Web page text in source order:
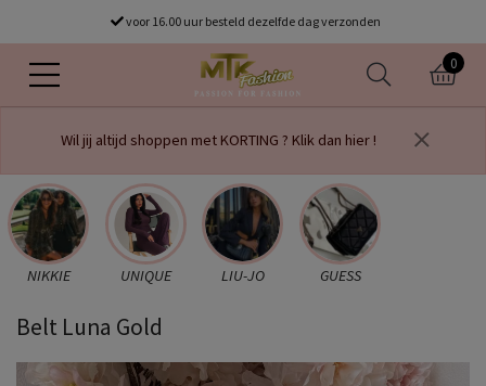
voor 16.00 uur besteld dezelfde dag verzonden
0
Wil jij altijd shoppen met KORTING ? Klik dan hier !
NIKKIE UNIQUE LIU-JO GUESS
Belt Luna Gold